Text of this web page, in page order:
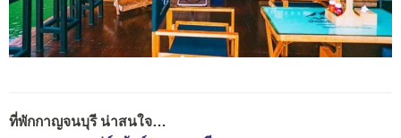
ที่พักกาญจนบุรี น่าสนใจ…